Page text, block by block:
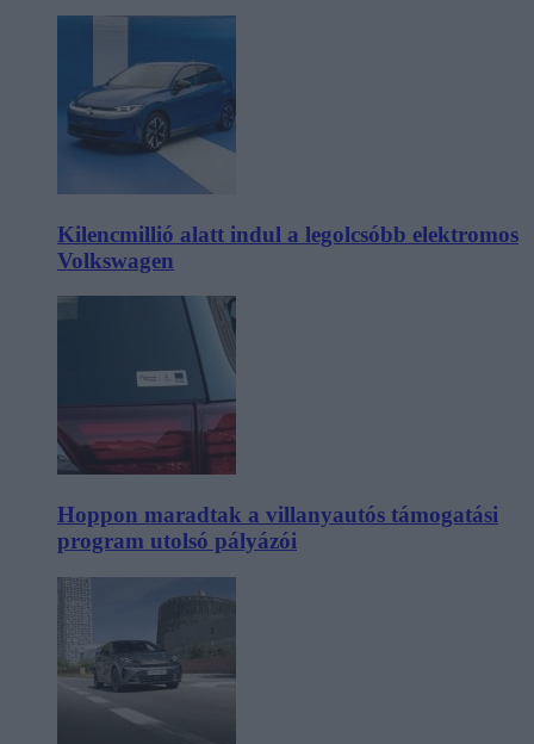
Kilencmillió alatt indul a legolcsóbb elektromos
Volkswagen
Hoppon maradtak a villanyautós támogatási
program utolsó pályázói